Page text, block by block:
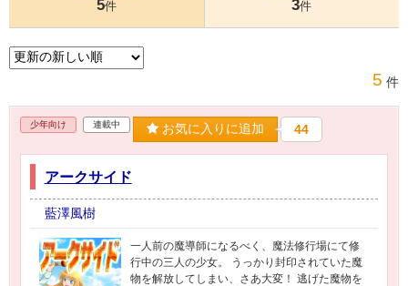
5件
3件
5 件
少年向け 連載中 お気に入りに追加 44
アークサイド
藍澤風樹
一人前の魔導師になるべく、魔法修行場にて修
行中の三人の少女。 うっかり封印されていた魔
物を解放してしまい、さあ大変！ 逃げた魔物を